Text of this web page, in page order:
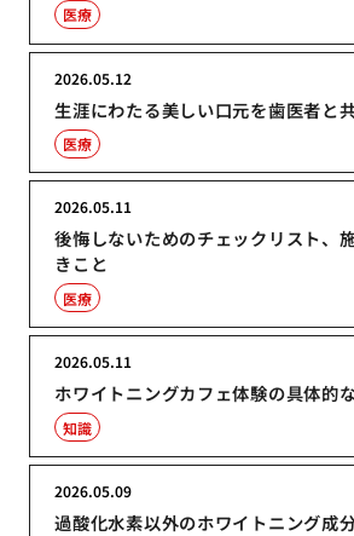
医療
生涯にわたる美しい口元を歯医者と
2026.05.12
医療
後悔しないためのチェックリスト、
きこと
2026.05.11
医療
ホワイトニングカフェ体験の具体的
2026.05.11
知識
過酸化水素以外のホワイトニング成
2026.05.09